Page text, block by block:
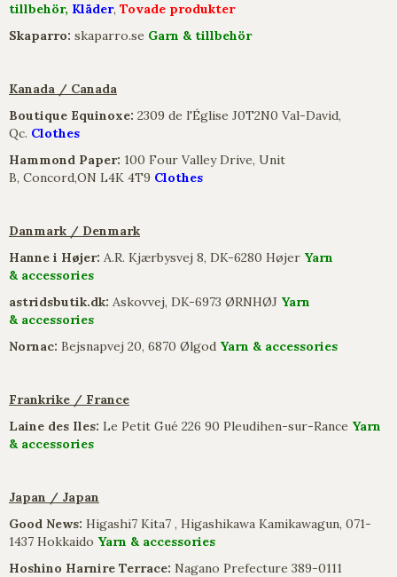
tillbehör, Kläder, Tovade produkter
​Skaparro: skaparro.se Garn & tillbehör
Kanada / Canada
Boutique Equinoxe: 2309 de l'Église J0T2N0 Val-David,
Qc. Clothes
Hammond Paper: 100 Four Valley Drive, Unit
B, Concord,ON L4K 4T9 Clothes
Danmark / Denmark
Hanne i Højer: A.R. Kjærbysvej 8, DK-6280 Højer Yarn
& accessories
astridsbutik.dk: Askovvej, DK-6973 ØRNHØJ Yarn
& accessories
Nornac: Bejsnapvej 20, 6870 Ølgod Yarn & accessories
Frankrike / France
Laine des Iles: Le Petit Gué 226 90 Pleudihen-sur-Rance Yarn
& accessories
Japan / Japan
Good News: Higashi7 Kita7 , Higashikawa Kamikawagun, 071-
1437 Hokkaido Yarn & accessories
Hoshino Harnire Terrace: Nagano Prefecture 389-0111